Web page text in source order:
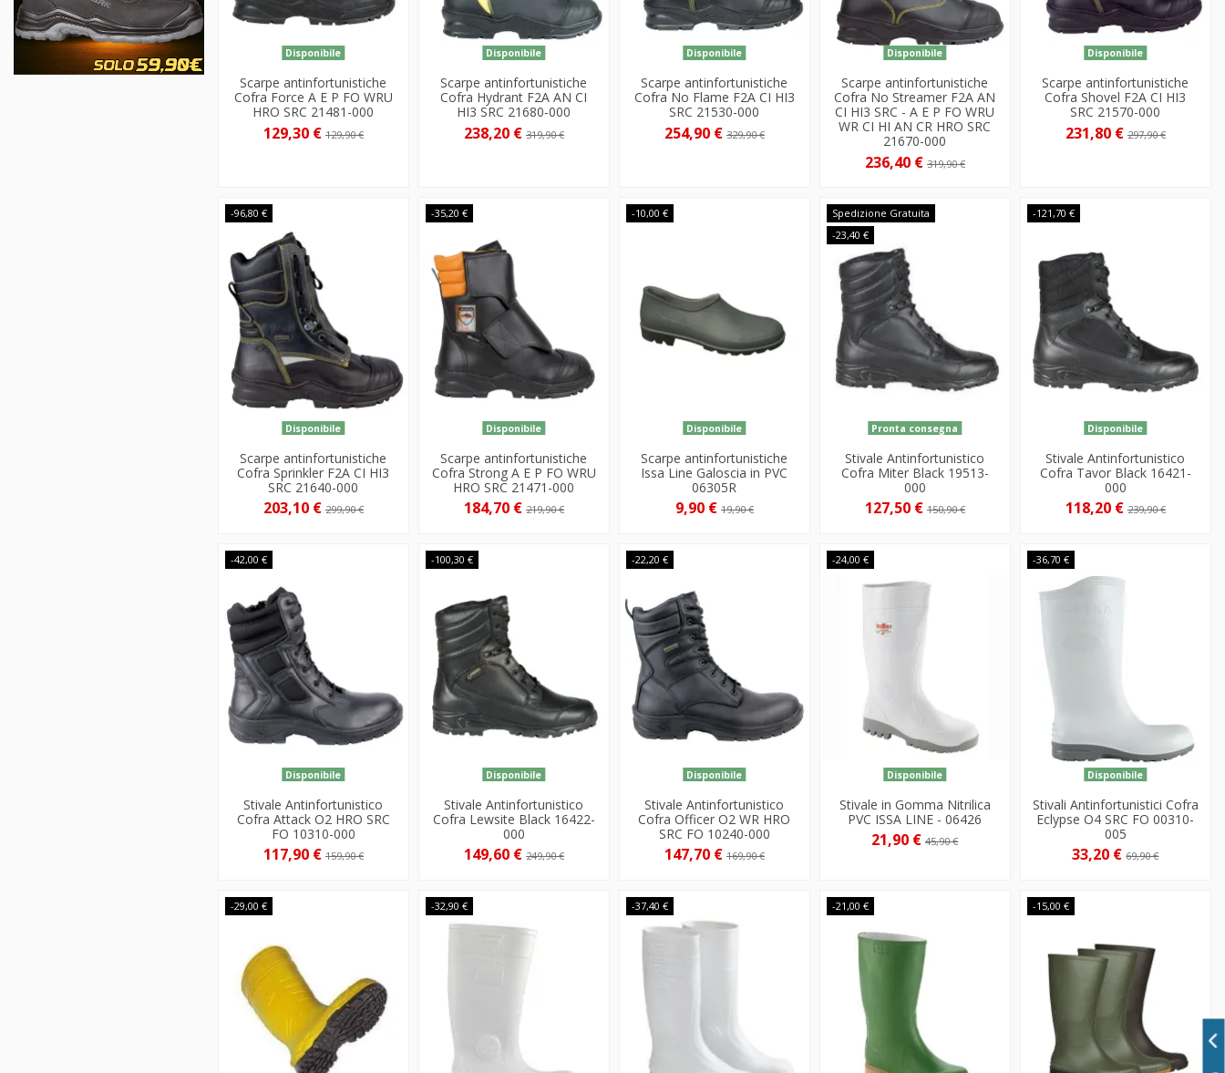
Disponibile
Scarpe antinfortunistiche
Cofra Force A E P FO WRU
HRO SRC 21481-000
129,30 € 129,90 €
Disponibile
Scarpe antinfortunistiche
Cofra Hydrant F2A AN CI
HI3 SRC 21680-000
238,20 € 319,90 €
Disponibile
Scarpe antinfortunistiche
Cofra No Flame F2A CI HI3
SRC 21530-000
254,90 € 329,90 €
Disponibile
Scarpe antinfortunistiche
Cofra No Streamer F2A AN
CI HI3 SRC - A E P FO WRU
WR CI HI AN CR HRO SRC
21670-000
236,40 € 319,90 €
Disponibile
Scarpe antinfortunistiche
Cofra Shovel F2A CI HI3
SRC 21570-000
231,80 € 297,90 €
-96,80 €
Disponibile
Scarpe antinfortunistiche
Cofra Sprinkler F2A CI HI3
SRC 21640-000
203,10 € 299,90 €
-35,20 €
Disponibile
Scarpe antinfortunistiche
Cofra Strong A E P FO WRU
HRO SRC 21471-000
184,70 € 219,90 €
-10,00 €
Disponibile
Scarpe antinfortunistiche
Issa Line Galoscia in PVC
06305R
9,90 € 19,90 €
Spedizione Gratuita
-23,40 €
Pronta consegna
Stivale Antinfortunistico
Cofra Miter Black 19513-
000
127,50 € 150,90 €
-121,70 €
Disponibile
Stivale Antinfortunistico
Cofra Tavor Black 16421-
000
118,20 € 239,90 €
-42,00 €
Disponibile
Stivale Antinfortunistico
Cofra Attack O2 HRO SRC
FO 10310-000
117,90 € 159,90 €
-100,30 €
Disponibile
Stivale Antinfortunistico
Cofra Lewsite Black 16422-
000
149,60 € 249,90 €
-22,20 €
Disponibile
Stivale Antinfortunistico
Cofra Officer O2 WR HRO
SRC FO 10240-000
147,70 € 169,90 €
-24,00 €
Disponibile
Stivale in Gomma Nitrilica
PVC ISSA LINE - 06426
21,90 €45,90 €
-36,70 €
Disponibile
Stivali Antinfortunistici Cofra
Eclypse O4 SRC FO 00310-
005
33,20 €69,90 €
-29,00 € -32,90 € -37,40 € -21,00 € -15,00 €